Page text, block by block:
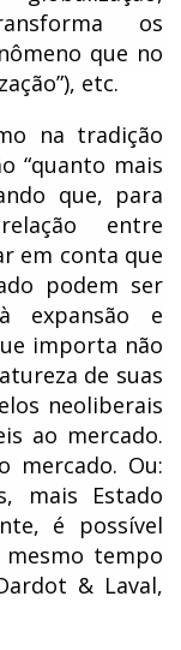
os
que no
etc.
na tradição
“quanto mais
que, para
entre
em conta que
podem ser
expansão e
importa não
de suas
neoliberais
ao mercado.
mercado. Ou:
mais Estado
é possível
tempo
& Laval,